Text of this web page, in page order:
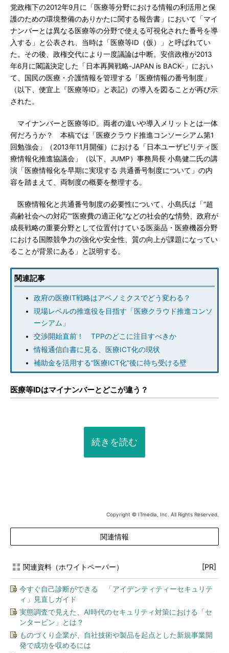
党政権下の2012年9月に「医療等分野における情報の利活用と保
護のための環境整備のありかたに関する報告書」において「マイ
ナンバーとは異なる医療等の分野で使える可視化された番号を導
入する」と公表され、当時は「医療等ID（仮）」と呼ばれてい
た。その後、政権交代により一度議論は中断。安倍政権が2013
年6月に閣議決定した「日本再興戦略-JAPAN is BACK-」におい
て、国民の医療・介護情報を管理する「医療情報の番号制度」
（以下、便宜上『医療等ID』と表記）の導入を図ることが再び示
された。
マイナンバーと医療等ID。両者の違いや導入メリットとは一体
何だろうか？ 本稿では「医療クラウド推進コンソーシアム第1
回勉強会」（2013年11月開催）における「日本ユーザビリティ医
療情報化推進協議会」（以下、JUMP）事務局長 小島健二氏の講
演「医療情報化を早期に実現する 共通番号制度について」の内
容を踏まえて、両制度の概要を整理する。
医療情報化と共通番号制度の必要性について、小島氏は「“超
高齢社会への対応”“医療費の適正化”などの社会的な情勢、政府が
成長戦略の重要分野として位置付けている医薬品・医療機器分野
における国際競争力の強化や安全性、質の向上が課題になってい
ることが背景にある」と説明する。
関連記事
政府の医療IT戦略はアベノミクスでどう変わる？
現場レベルの推進役を目指す「医療クラウド推進コンソ
ーシアム」
交渉開始直前！ TPPのどこに注目すべきか
情報通信白書に見る、医療ICT化の現状
補助金を活用する“医療ICT化”後に待ち受ける壁
医療等IDはマイナンバーとどこが違う？
続きを読む
Copyright © ITmedia, Inc. All Rights Reserved.
関連情報
関連資料（ホワイトペーパー） [PR]
今すぐ自己診断ができる 「アイデンティティーセキュリテ
ィ」見直しガイド
実態調査で見えた、AI時代のセキュリティ対策における「セ
ンターピン」とは？
ものづくり企業が、自社技術や製品を起点とした新規事業開
発で成功を収めるには